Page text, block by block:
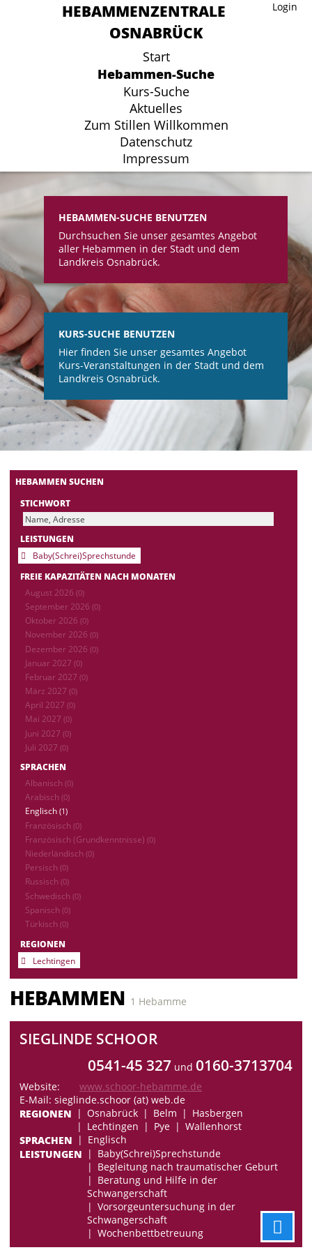
Login
HEBAMMENZENTRALE
OSNABRÜCK
Start
Hebammen-Suche
Kurs-Suche
Aktuelles
Zum Stillen Willkommen
Datenschutz
Impressum
Login
HEBAMMENZENTRALE
OSNABRÜCK
Start
Hebammen-Suche
Kurs-Suche
Aktuelles
Zum Stillen Willkommen
Datenschutz
Impressum
HEBAMMEN-SUCHE BENUTZEN
Durchsuchen Sie unser gesamtes Angebot
aller Hebammen in der Stadt und dem
Landkreis Osnabrück.
KURS-SUCHE BENUTZEN
Hier finden Sie unser gesamtes Angebot
Kurs-Veranstaltungen in der Stadt und dem
Landkreis Osnabrück.
HEBAMMEN SUCHEN
STICHWORT
LEISTUNGEN
Baby(Schrei)Sprechstunde
FREIE KAPAZITÄTEN NACH MONATEN
August 2026 (0)
September 2026 (0)
Oktober 2026 (0)
November 2026 (0)
Dezember 2026 (0)
Januar 2027 (0)
Februar 2027 (0)
März 2027 (0)
April 2027 (0)
Mai 2027 (0)
Juni 2027 (0)
Juli 2027 (0)
SPRACHEN
Albanisch (0)
Arabisch (0)
Englisch (1)
Französisch (0)
Französisch (Grundkenntnisse) (0)
Niederländisch (0)
Persisch (0)
Russisch (0)
Schwedisch (0)
Spanisch (0)
Türkisch (0)
REGIONEN
Lechtingen
HEBAMMEN 1 Hebamme
SIEGLINDE SCHOOR
0541-45 327 und 0160-3713704
Website:
www.schoor-hebamme.de
E-Mail: sieglinde.schoor (at) web.de
REGIONEN Osnabrück Belm
Hasbergen
Lechtingen
Pye Wallenhorst
SPRACHEN Englisch
LEISTUNGEN
Baby(Schrei)Sprechstunde
Begleitung nach traumatischer Geburt
Beratung und Hilfe in der
Schwangerschaft
Vorsorgeuntersuchung in der
Schwangerschaft
Wochenbettbetreuung